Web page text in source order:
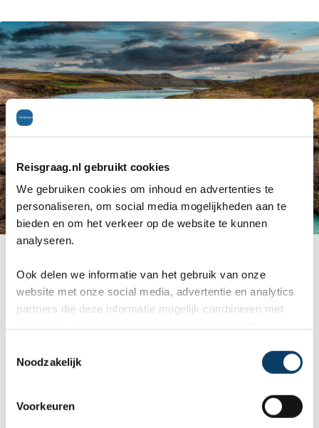
Reisgraag.nl gebruikt cookies
We gebruiken cookies om inhoud en advertenties te
personaliseren, om social media mogelijkheden aan te
bieden en om het verkeer op de website te kunnen
analyseren.
Ook delen we informatie van het gebruik van onze
website met onze social media, advertentie en analytics
partners die deze informatie mogelijk combineren met
Noodzakelijk
Voorkeuren
Selfoss ligt aan de Olfusa rivier
Selfoss, gelegen aan de Ölfusá rivier, is een
uitstekend uitgangspunt voor het verkennen van
de Golden Circle. De hoofdweg over IJsland, de
een van de grootste plaatsen van het zuiden van